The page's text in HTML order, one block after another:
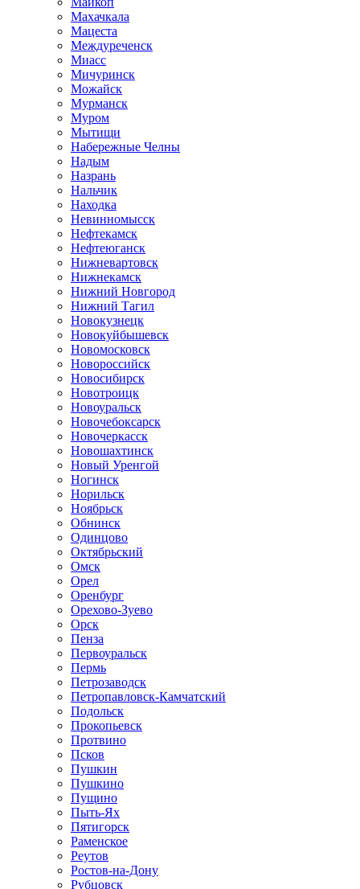
Махачкала
Мацеста
Междуреченск
Миасс
Мичуринск
Можайск
Мурманск
Муром
Мытищи
Набережные Челны
Надым
Назрань
Нальчик
Находка
Невинномысск
Нефтекамск
Нефтеюганск
Нижневартовск
Нижнекамск
Нижний Новгород
Нижний Тагил
Новокузнецк
Новокуйбышевск
Новомосковск
Новороссийск
Новосибирск
Новотроицк
Новоуральск
Новочебоксарск
Новочеркасск
Новошахтинск
Новый Уренгой
Ногинск
Норильск
Ноябрьск
Обнинск
Одинцово
Октябрьский
Омск
Орел
Оренбург
Орехово-Зуево
Орск
Пенза
Первоуральск
Пермь
Петрозаводск
Петропавловск-Камчатский
Подольск
Прокопьевск
Протвино
Псков
Пушкин
Пушкино
Пущино
Пыть-Ях
Пятигорск
Раменское
Реутов
Ростов-на-Дону
Рубцовск